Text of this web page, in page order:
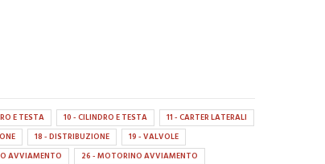
E TESTA 10 - CILINDRO E TESTA
11 - CARTER LATERALI
18 - DISTRIBUZIONE
19 - VALVOLE
AVVIAMENTO
26 - MOTORINO AVVIAMENTO